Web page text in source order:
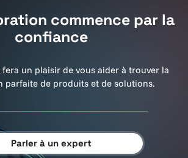
commence par la
confiance
un plaisir de vous aider à trouver la
parfaite de produits et de solutions.
Parler à un expert